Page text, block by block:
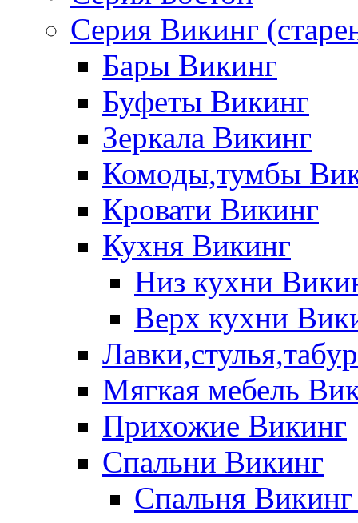
Серия Викинг
Бары Викинг
Буфеты Викинг
Зеркала Викинг
Комоды,тумбы
Кровати Викинг
Кухня Викинг
Низ кухни
Верх кухни
Мягкая мебель
Прихожие Викинг
Спальни Викинг
Спальня